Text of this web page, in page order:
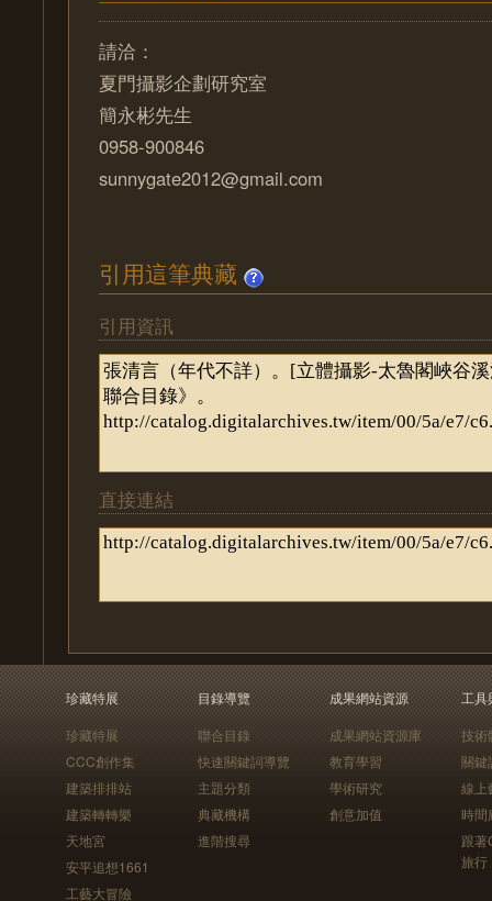
請洽：
夏門攝影企劃研究室
簡永彬先生
0958-900846
sunnygate2012@gmail.com
引用這筆典藏
引用資訊
直接連結
珍藏特展
珍藏特展
CCC創作集
建築排排站
建築轉轉樂
天地宮
安平追想1661
工藝大冒險
目錄導覽
聯合目錄
快速關鍵詞導覽
主題分類
典藏機構
進階搜尋
成果網站資源
成果網站資源庫
教育學習
學術研究
創意加值
工具
技術
關鍵
線上
時間
跟
旅行